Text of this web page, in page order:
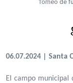
Torneo de
06.07.2024 | Santa
El campo